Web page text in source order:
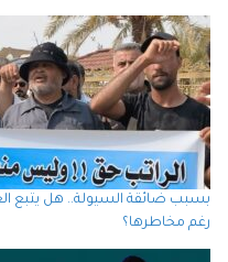
بسبب ضائقة السيولة.. هل يتبع
رغم مخاطرها؟